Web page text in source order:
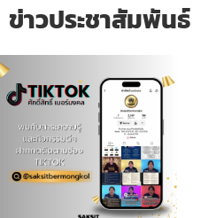
ข่าวประชาสัมพันธ์